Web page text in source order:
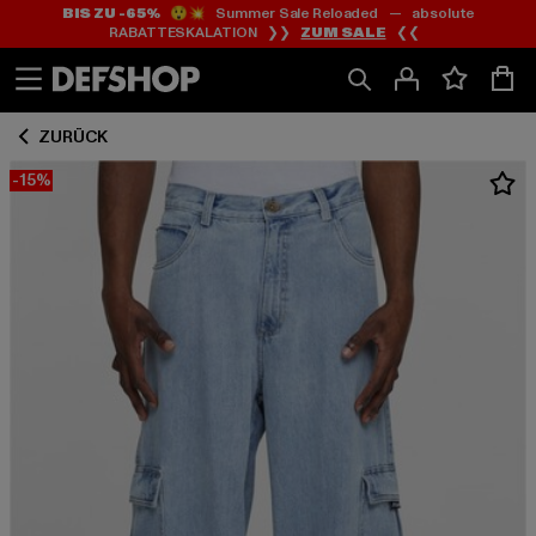
Zum
Inhalt
springen
Zum
Fußzeile
springen
BIS ZU -65%😲💥 Summer Sale Reloaded — absolute
RABATTESKALATION ❯❯ ZUM SALE ❮❮
ZURÜCK
-15%